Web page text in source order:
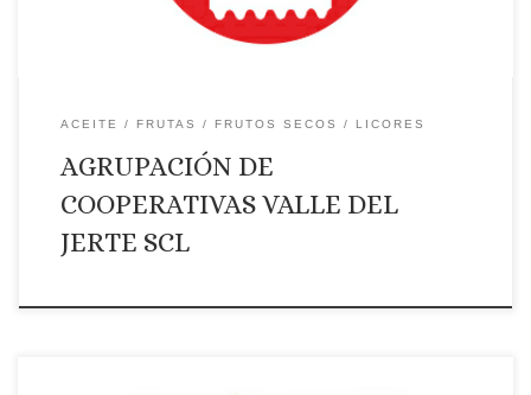
ACEITE FRUTAS FRUTOS SECOS LICORES
AGRUPACIÓN DE
COOPERATIVAS VALLE DEL
JERTE SCL